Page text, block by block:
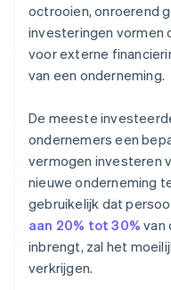
octrooien, onroerend
investeringen vormen
voor externe
van een onderneming.
De meeste
ondernemers een
vermogen investeren
nieuwe onderneming
gebruikelijk dat
aan 20% tot 30% van
inbrengt, zal het
verkrijgen.